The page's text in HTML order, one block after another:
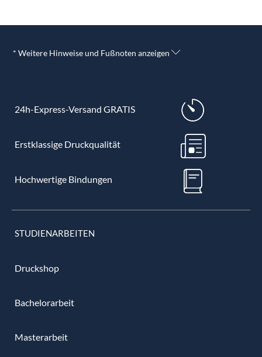
* Weitere Hinweise und Fußnoten anzeigen
24h-Express-Versand GRATIS
Erstklassige Druckqualität
Hochwertige Bindungen
STUDIENARBEITEN
Druckshop
Bachelorarbeit
Masterarbeit